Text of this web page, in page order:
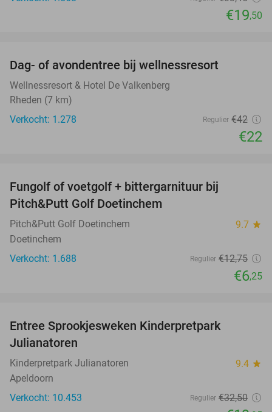
€19,50
Dag- of avondentree bij wellnessresort
Wellnessresort & Hotel De Valkenberg
Rheden (7 km)
Verkocht: 1.278
Regulier €42
€22
Fungolf of voetgolf + bittergarnituur bij
Pitch&Putt Golf Doetinchem
Pitch&Putt Golf Doetinchem 9.7 star
Doetinchem
Verkocht: 1.688
Regulier €12,75
€6,25
Entree Sprookjesweken Kinderpretpark
Julianatoren
Kinderpretpark Julianatoren 9.4 star
Apeldoorn
Verkocht: 10.453
Regulier €32,50